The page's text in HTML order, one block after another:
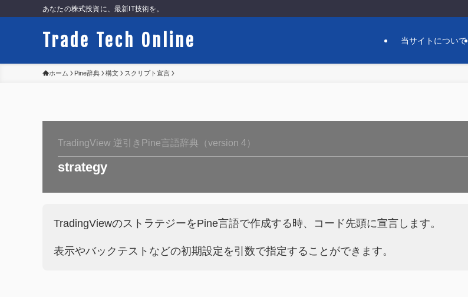
あなたの株式投資に、最新IT技術を。
Trade Tech Online 当サイトについて
ホーム Pine辞典 構文 スクリプト宣言
TradingView 逆引きPine言語辞典（version 4）
strategy
TradingViewのストラテジーをPine言語で作成する時、コード先頭に宣言します。
表示やバックテストなどの初期設定を引数で指定することができます。